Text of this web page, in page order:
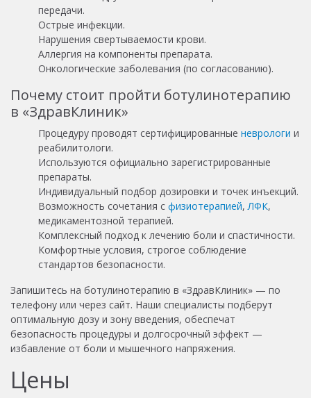
передачи.
Острые инфекции.
Нарушения свертываемости крови.
Аллергия на компоненты препарата.
Онкологические заболевания (по согласованию).
Почему стоит пройти ботулинотерапию
в «ЗдравКлиник»
Процедуру проводят сертифицированные неврологи и
реабилитологи.
Используются официально зарегистрированные
препараты.
Индивидуальный подбор дозировки и точек инъекций.
Возможность сочетания с физиотерапией, ЛФК,
медикаментозной терапией.
Комплексный подход к лечению боли и спастичности.
Комфортные условия, строгое соблюдение
стандартов безопасности.
Запишитесь на ботулинотерапию в «ЗдравКлиник» — по
телефону или через сайт. Наши специалисты подберут
оптимальную дозу и зону введения, обеспечат
безопасность процедуры и долгосрочный эффект —
избавление от боли и мышечного напряжения.
Цены